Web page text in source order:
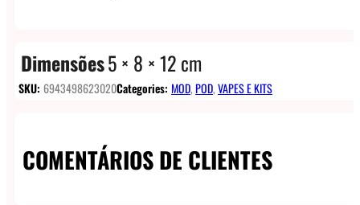
Dimensões5 × 8 × 12 cm
SKU: 6943498623020Categories: MOD,POD,VAPES E KITS
COMENTÁRIOS DE CLIENTES